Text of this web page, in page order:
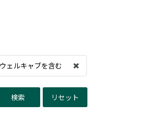
ウェルキャブを含む
検索 リセット